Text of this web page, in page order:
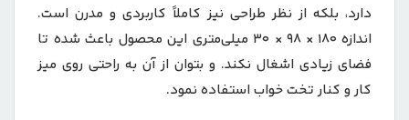
دارد، بلکه از نظر طراحی نیز کاملاً کاربردی و مدرن است.
اندازه ۱۸۰ × ۹۸ × ۳۰ میلی‌متری این محصول باعث شده تا
فضای زیادی اشغال نکند. و بتوان از آن به‌ راحتی روی میز
کار و کنار تخت خواب استفاده نمود.